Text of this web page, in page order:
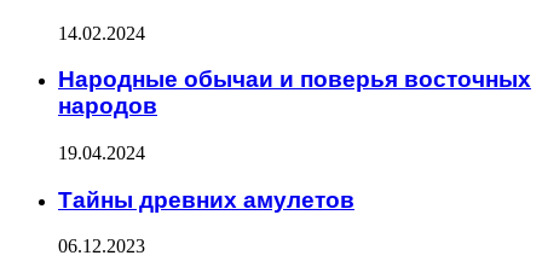
14.02.2024
Народные обычаи и поверья восточных
народов
19.04.2024
Тайны древних амулетов
06.12.2023